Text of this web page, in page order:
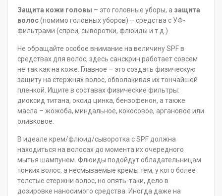
Защита кожи головы – это головные уборы, а защита
волос(помимо головных уборов) – средства с УФ-
фильтрами (спреи, сыворотки, флюиды и т.д.)
Не обращайте особое внимание на величину SPF в
средствах для волос, здесь санскрин работает совсем
не так как на коже. Главное – это создать физическую
защиту на стержнях волос, обволакивая их тончайшей
пленкой. Ищите в составах физические фильтры:
диоксид титана, оксид цинка, бензофенон, а также
масла – жожоба, миндальное, кокосовое, аргановое или
оливковое.
В идеале крем/флюид/сыворотка с SPF должна
находиться на волосах до момента их очередного
мытья шампунем. Флюиды подойдут обладательницам
тонких волос, а несмываемые кремы тем, у кого более
толстые стержни волос, но опять-таки, дело в
дозировке наносимого средства. Иногда даже на